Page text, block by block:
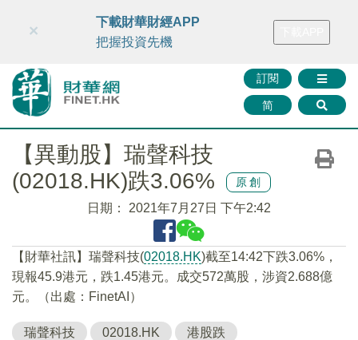
財華智庫網 FINTV FINMETA 財華證券 媒體矩陣
訂閱
简
×
下載財華財經APP
把握投資先機
【異動股】瑞聲科技
(02018.HK)跌3.06%
原創
日期： 2021年7月27日 下午2:42
【財華社訊】瑞聲科技(02018.HK)截至14:42下跌3.06%，
現報45.9港元，跌1.45港元。成交572萬股，涉資2.688億
元。（出處：FinetAI）
瑞聲科技 02018.HK 港股跌